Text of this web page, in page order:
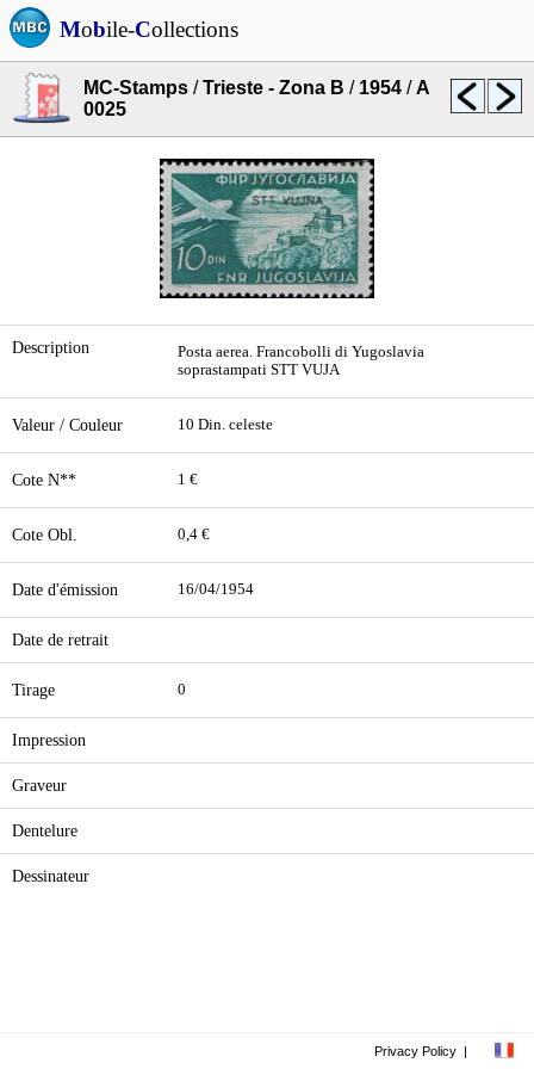
Mobile-Collections
MC-Stamps /Trieste - Zona B / 1954 /A
0025
Description
Posta aerea. Francobolli di Yugoslavia
soprastampati STT VUJA
Valeur / Couleur 10 Din. celeste
Cote N** 1 €
Cote Obl. 0,4 €
Date d'émission 16/04/1954
Date de retrait
Tirage 0
Impression
Graveur
Dentelure
Dessinateur
Privacy Policy |